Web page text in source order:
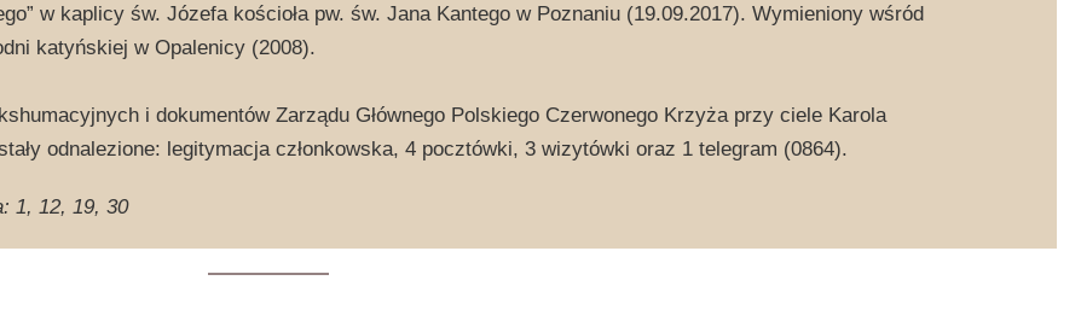
w kaplicy św. Józefa kościoła pw. św. Jana Kantego w Poznaniu (19.09.2017). Wymieniony wśród
katyńskiej w Opalenicy (2008).
i dokumentów Zarządu Głównego Polskiego Czerwonego Krzyża przy ciele Karola
odnalezione: legitymacja członkowska, 4 pocztówki, 3 wizytówki oraz 1 telegram (0864).
1, 12, 19, 30